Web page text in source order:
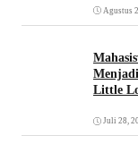
Agustus
Little
Juli 28,